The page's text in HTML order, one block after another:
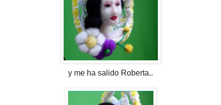
y me ha salido Roberta..